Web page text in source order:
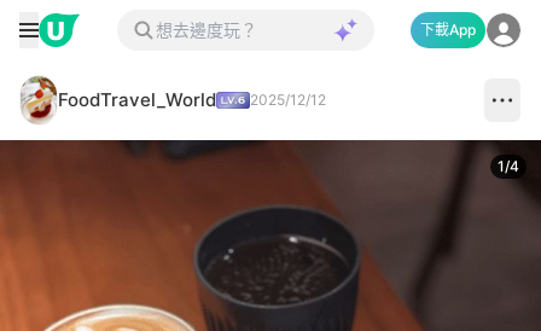
下載App
FoodTravel_World 2025/12/12
1/4